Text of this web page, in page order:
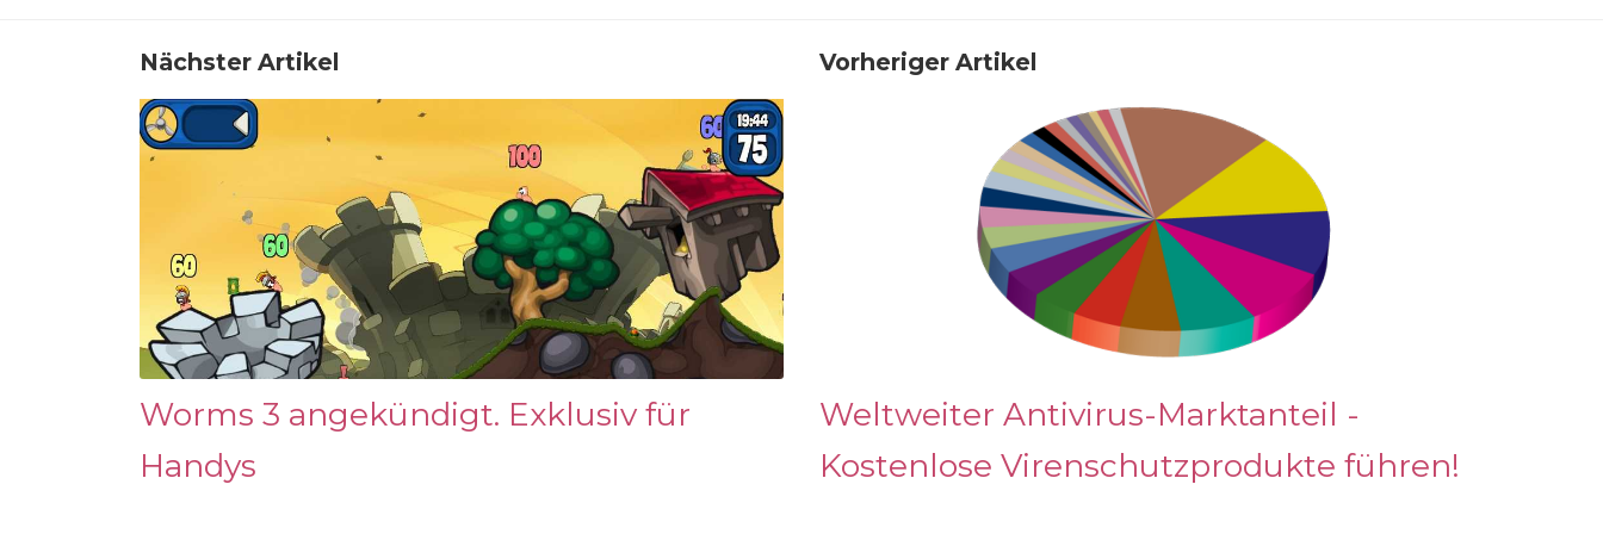
Nächster Artikel
Worms 3 angekündigt. Exklusiv für
Handys
Vorheriger Artikel
Weltweiter Antivirus-Marktanteil -
Kostenlose Virenschutzprodukte führen!